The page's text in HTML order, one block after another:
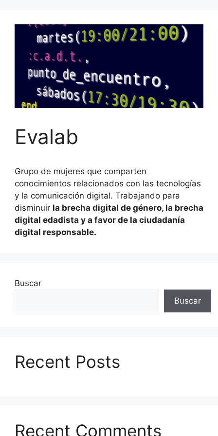
Evalab
Grupo de mujeres que comparten
conocimientos relacionados con las tecnologías
y la comunicación digital. Trabajando para
disminuir la brecha digital de género, la brecha
digital edadista y a favor de la ciudadanía
digital responsable.
Buscar
Buscar
Recent Posts
Recent Comments